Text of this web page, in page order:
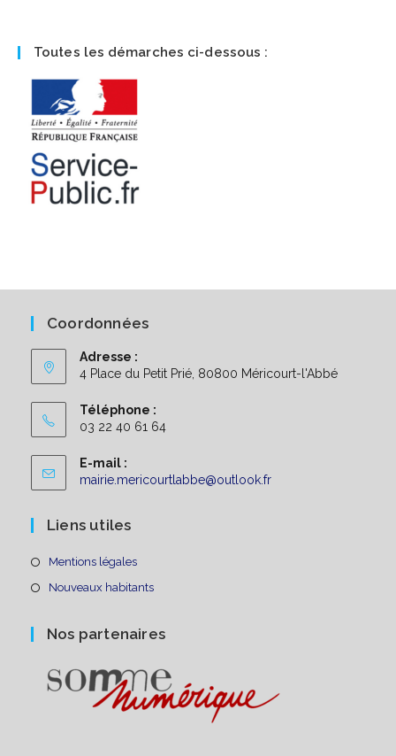
Toutes les démarches ci-dessous :
Coordonnées
Adresse :
4 Place du Petit Prié, 80800 Méricourt-l'Abbé
Téléphone :
03 22 40 61 64
E-mail :
mairie.mericourtlabbe@outlook.frS’ouvre
Liens utiles
Mentions légalesS’ouvre
dans
nouvel
Nouveaux habitantsS’ouvre
un
onglet
Nos partenaires